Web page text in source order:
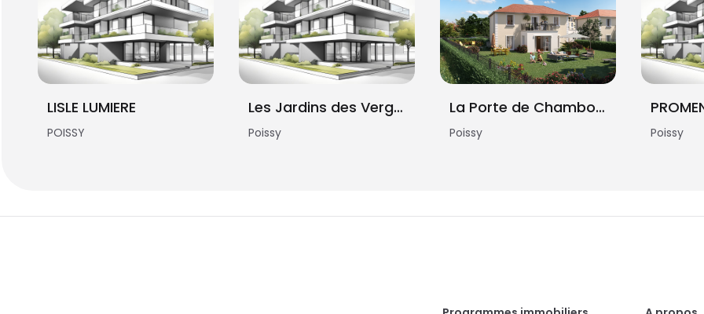
LISLE LUMIERE
POISSY
Les Jardins des Vergers
Poissy
La Porte de Chambourcy
Poissy Poissy